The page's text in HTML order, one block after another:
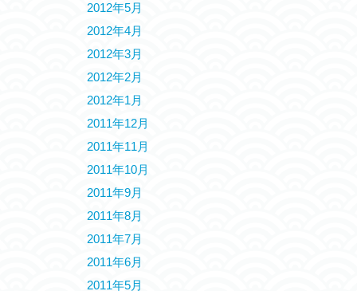
2012年5月
2012年4月
2012年3月
2012年2月
2012年1月
2011年12月
2011年11月
2011年10月
2011年9月
2011年8月
2011年7月
2011年6月
2011年5月